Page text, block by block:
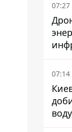
07:27
в
07:14